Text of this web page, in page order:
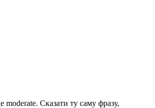
Сказати ту саму фразу,